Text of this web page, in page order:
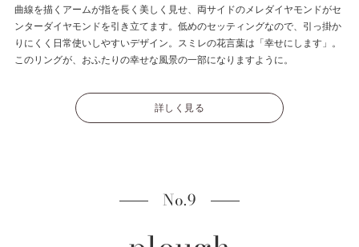
曲線を描くアームが指を長く美しく見せ、両サイドのメレダイヤモンドがセ
ンターダイヤモンドを引き立てます。低めのセッティングなので、引っ掛か
りにくく日常使いしやすいデザイン。スミレの花言葉は「幸せにします」。
このリングが、おふたりの幸せな風景の一部になりますように。
詳しく見る
No.9